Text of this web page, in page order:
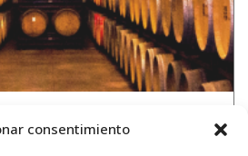
consentimiento
BODEGA